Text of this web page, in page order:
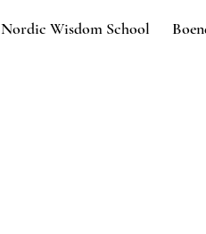
Nordic Wisdom School